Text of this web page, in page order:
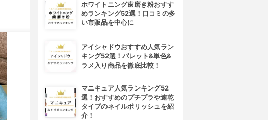
ホワイトニング歯磨き粉おすす
めランキング52選！口コミの多
い市販品を中心に
アイシャドウおすすめ人気ラン
キング52選！パレット&単色&
ラメ入り商品を徹底比較！
マニキュア人気ランキング52
選！おすすめのプチプラや速乾
タイプのネイルポリッシュを紹
介！